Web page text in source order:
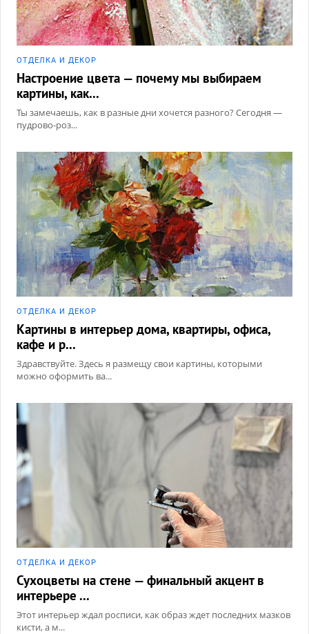
ОТДЕЛКА И ДЕКОР
Настроение цвета — почему мы выбираем
картины, как...
Ты замечаешь, как в разные дни хочется разного? Сегодня —
пудрово-роз...
ОТДЕЛКА И ДЕКОР
Картины в интерьер дома, квартиры, офиса,
кафе и р...
Здравствуйте. Здесь я размещу свои картины, которыми
можно оформить ва...
ОТДЕЛКА И ДЕКОР
Сухоцветы на стене — финальный акцент в
интерьере ...
Этот интерьер ждал росписи, как образ ждет последних мазков
кисти, а м...